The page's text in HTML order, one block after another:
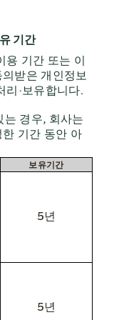
기간
용 기간 또는 이
받은 개인정보
리·보유합니다.
는 경우, 회사는
기간 동안 아
보유기간
5 년
5 년